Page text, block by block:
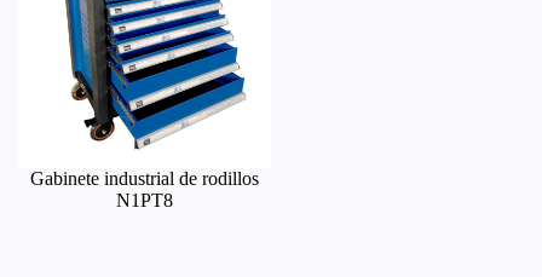
Gabinete industrial de rodillos
N1PT8